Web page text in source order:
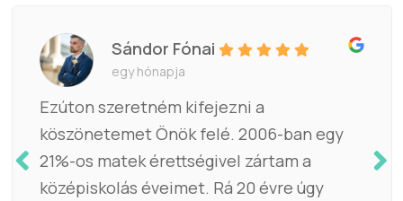
Sándor Fónai
egy hónapja
Ezúton szeretném kifejezni a
köszönetemet Önök felé. 2006-ban egy
21%-os matek érettségivel zártam a
középiskolás éveimet. Rá 20 évre úgy